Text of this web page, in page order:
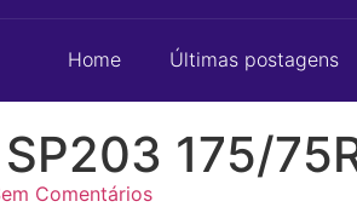
Home Últimas postagens
175/
Comentários